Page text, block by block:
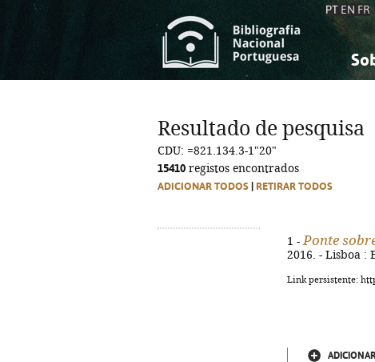
PT EN FR
Resultado de pesquisa
CDU: =821.134.3-1"20"
15410 registos encontrados
ADICIONAR TODOS RETIRAR TODOS
1 - Ponte
2016. - Lisboa :
Link persistente: